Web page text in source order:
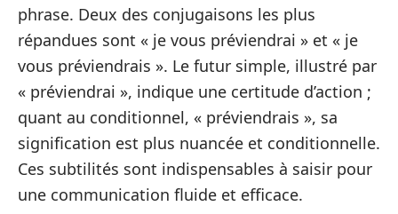
phrase. Deux des conjugaisons les plus
répandues sont « je vous préviendrai » et « je
vous préviendrais ». Le futur simple, illustré par
« préviendrai », indique une certitude d’action ;
quant au conditionnel, « préviendrais », sa
signification est plus nuancée et conditionnelle.
Ces subtilités sont indispensables à saisir pour
une communication fluide et efficace.